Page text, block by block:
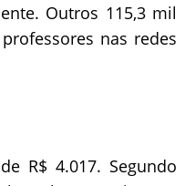
Outros 115,3 mil
nas redes
R$ 4.017. Segundo